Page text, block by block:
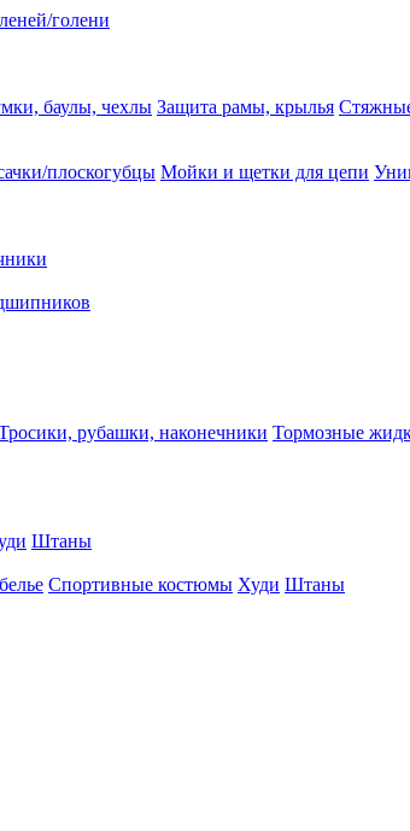
голени
баулы, чехлы Защита рамы, крылья
плоскогубцы Мойки и щетки для цепи
рубашки, наконечники Тормозные
Штаны
Спортивные костюмы Худи Штаны